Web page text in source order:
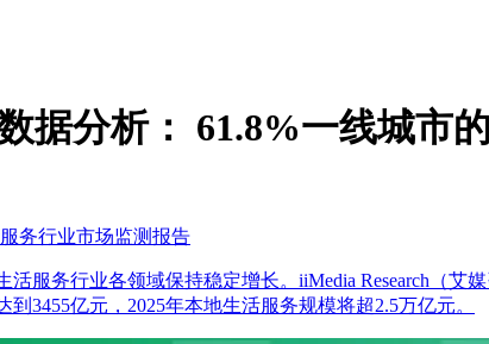
据分析： 61.8%一线城市
务行业市场监测报告
服务行业各领域保持稳定增长。iiMedia Research（
3455亿元，2025年本地生活服务规模将超2.5万亿元。